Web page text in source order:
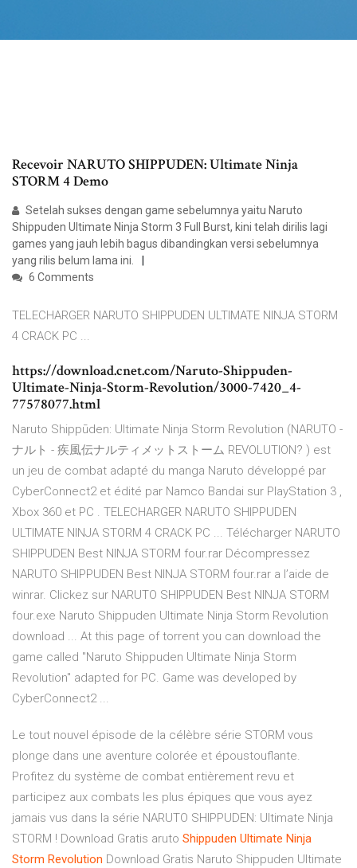
Recevoir NARUTO SHIPPUDEN: Ultimate Ninja
STORM 4 Demo
Setelah sukses dengan game sebelumnya yaitu Naruto
Shippuden Ultimate Ninja Storm 3 Full Burst, kini telah dirilis lagi
games yang jauh lebih bagus dibandingkan versi sebelumnya
yang rilis belum lama ini.
6 Comments
TELECHARGER NARUTO SHIPPUDEN ULTIMATE NINJA STORM
4 CRACK PC ...
https://download.cnet.com/Naruto-Shippuden-
Ultimate-Ninja-Storm-Revolution/3000-7420_4-
77578077.html
Naruto Shippūden: Ultimate Ninja Storm Revolution (NARUTO -
ナルト - 疾風伝ナルティメットストーム REVOLUTION? ) est
un jeu de combat adapté du manga Naruto développé par
CyberConnect2 et édité par Namco Bandai sur PlayStation 3 ,
Xbox 360 et PC . TELECHARGER NARUTO SHIPPUDEN
ULTIMATE NINJA STORM 4 CRACK PC ... Télécharger NARUTO
SHIPPUDEN Best NINJA STORM four.rar Décompressez
NARUTO SHIPPUDEN Best NINJA STORM four.rar a l’aide de
winrar. Clickez sur NARUTO SHIPPUDEN Best NINJA STORM
four.exe Naruto Shippuden Ultimate Ninja Storm Revolution
download ... At this page of torrent you can download the
game called "Naruto Shippuden Ultimate Ninja Storm
Revolution" adapted for PC. Game was developed by
CyberConnect2 ...
Le tout nouvel épisode de la célèbre série STORM vous
plonge dans une aventure colorée et époustouflante.
Profitez du système de combat entièrement revu et
participez aux combats les plus épiques que vous ayez
jamais vus dans la série NARUTO SHIPPUDEN: Ultimate Ninja
STORM ! Download Gratis aruto Shippuden Ultimate Ninja
Storm Revolution Download Gratis Naruto Shippuden Ultimate